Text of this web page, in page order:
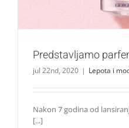
Predstavljamo
jul 22nd, 2020 | Lepota i
Nakon 7 godina od
[...]